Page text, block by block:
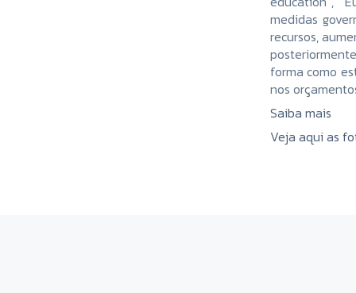
medidas
recursos,
forma como
nos
Saiba mais
Veja aqui as